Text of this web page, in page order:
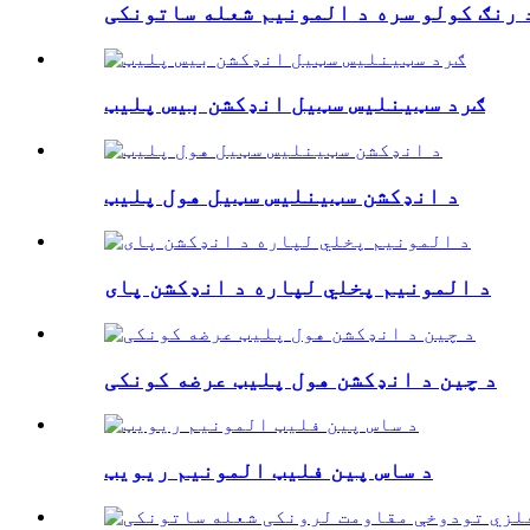
رنګ کولو سره د المونیم شعله ساتونکی
ګرد سټینلیس سټیل انډکشن بیس پلیټ
د انډکشن سټینلیس سټیل هول پلیټ
د المونیم پخلي لپاره د انډکشن پای
د چین د انډکشن هول پلیټ عرضه کونکی
د ساس پین فلیټ المونیم ریویټ